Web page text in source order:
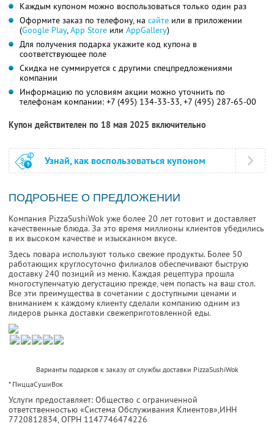
Каждым купоном можно воспользоваться только один раз
Оформите заказ по телефону, на сайте или в приложении
(Google Play,App Store или AppGallery)
Для получения подарка укажите код купона в
соответствующее поле
Скидка не суммируется с другими спецпредложениями
компании
Информацию по условиям акции можно уточнить по
телефонам компании: +7 (495) 134-33-33, +7 (495) 287-65-00
Купон действителен по 18 мая 2025 включительно
Узнай, как воспользоваться купоном
ПОДРОБНЕЕ О ПРЕДЛОЖЕНИИ
Компания PizzaSushiWok уже более 20 лет готовит и доставляет
качественные блюда. За это время миллионы клиентов убедились
в их высоком качестве и изысканном вкусе.
Здесь повара используют только свежие продукты. Более 50
работающих круглосуточно филиалов обеспечивают быструю
доставку 240 позиций из меню. Каждая рецептура прошла
многоступенчатую дегустацию прежде, чем попасть на ваш стол.
Все эти преимущества в сочетании с доступными ценами и
вниманием к каждому клиенту сделали компанию одним из
лидеров рынка доставки свежеприготовленной еды.
Варианты подарков к заказу от службы доставки PizzaSushiWok
* ПиццаСушиВок
Услуги предоставляет: Общество с ограниченной
ответственностью «Система Обслуживания Клиентов»,ИНН
7720812834, ОГРН 1147746474226